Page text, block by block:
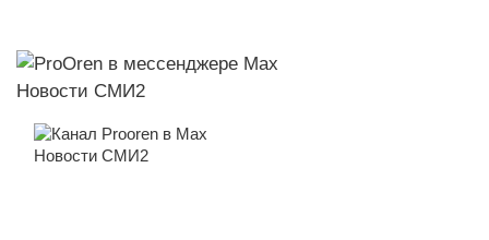
Новости СМИ2
Новости СМИ2